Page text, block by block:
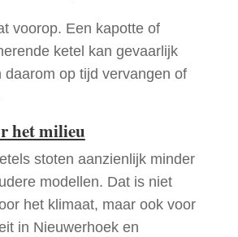
voorop. Een kapotte of
ketel kan gevaarlijk
daarom op tijd vervangen of
het milieu
stoten aanzienlijk minder
modellen. Dat is niet
het klimaat, maar ook voor
in Nieuwerhoek en